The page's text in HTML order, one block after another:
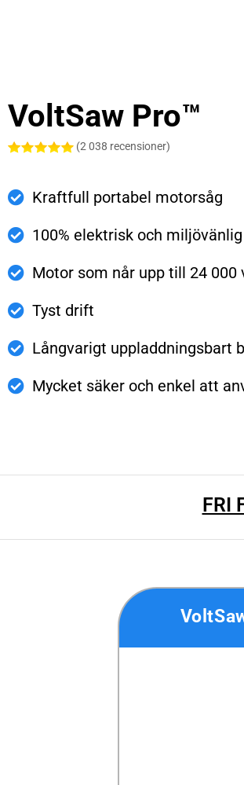
VoltSaw Pro™
(2 038 recensioner)
Kraftfull portabel motorsåg
100% elektrisk och
Motor som når upp till 24 000
Tyst drift
Långvarigt uppladdningsbart
Mycket säker och enkel att
FRI